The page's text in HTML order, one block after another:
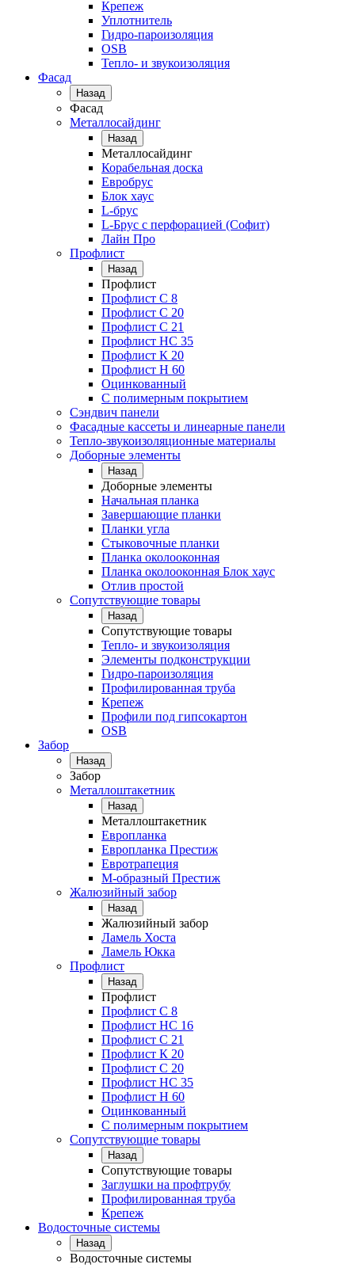
Крепеж
Уплотнитель
Гидро-пароизоляция
OSB
Тепло- и звукоизоляция
Фасад
Назад
Фасад
Металлосайдинг
Назад
Металлосайдинг
Корабельная доска
Евробрус
Блок хаус
L-брус
L-Брус с перфорацией (Софит)
Лайн Про
Профлист
Назад
Профлист
Профлист С 8
Профлист С 20
Профлист C 21
Профлист НС 35
Профлист К 20
Профлист Н 60
Оцинкованный
С полимерным покрытием
Сэндвич панели
Фасадные кассеты и линеарные панели
Тепло-звукоизоляционные материалы
Доборные элементы
Назад
Доборные элементы
Начальная планка
Завершающие планки
Планки угла
Стыковочные планки
Планка околооконная
Планка околооконная Блок хаус
Отлив простой
Сопутствующие товары
Назад
Сопутствующие товары
Тепло- и звукоизоляция
Элементы подконструкции
Гидро-пароизоляция
Профилированная труба
Крепеж
Профили под гипсокартон
OSB
Забор
Назад
Забор
Металлоштакетник
Назад
Металлоштакетник
Европланка
Европланка Престиж
Евротрапеция
М-образный Престиж
Жалюзийный забор
Назад
Жалюзийный забор
Ламель Хоста
Ламель Юкка
Профлист
Назад
Профлист
Профлист С 8
Профлист НС 16
Профлист C 21
Профлист К 20
Профлист С 20
Профлист НС 35
Профлист Н 60
Оцинкованный
С полимерным покрытием
Сопутствующие товары
Назад
Сопутствующие товары
Заглушки на профтрубу
Профилированная труба
Крепеж
Водосточные системы
Назад
Водосточные системы